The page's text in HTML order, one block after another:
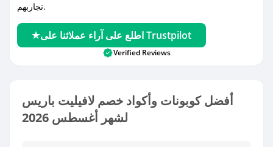
تجاربهم.
اطلع على آراء عملائنا على Trustpilot
Verified Reviews
أفضل كوبونات وأكواد خصم لافيليت باريس
لشهر أغسطس 2026